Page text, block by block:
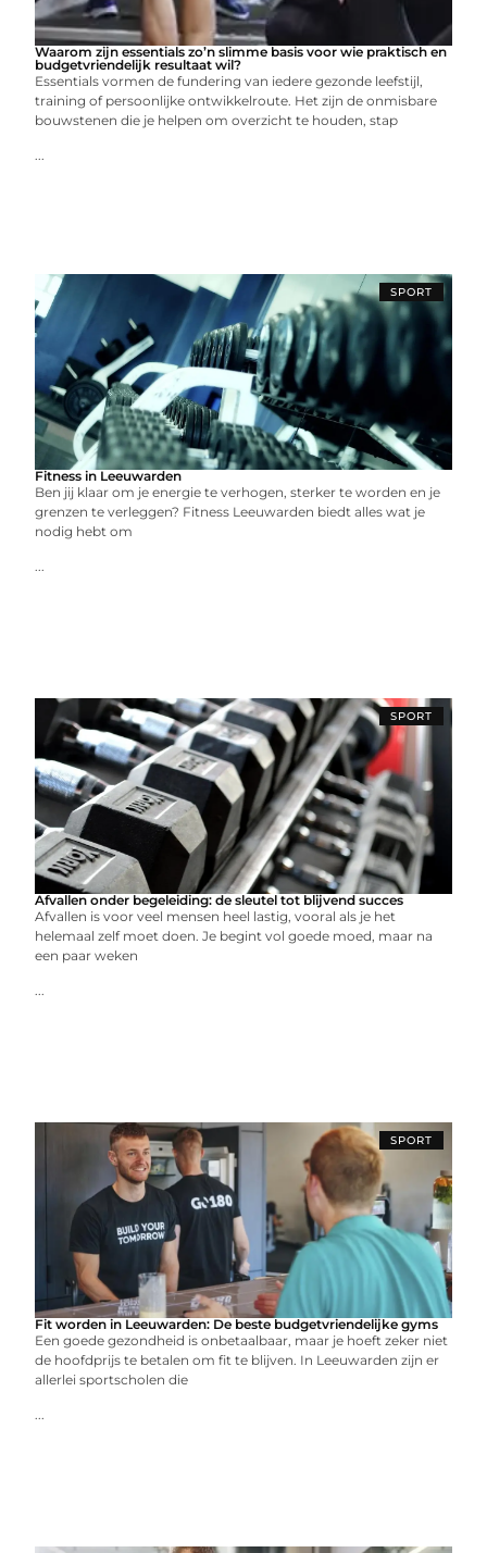
Waarom zijn essentials zo’n slimme basis voor wie praktisch en
budgetvriendelijk resultaat wil?
Essentials vormen de fundering van iedere gezonde leefstijl,
training of persoonlijke ontwikkelroute. Het zijn de onmisbare
bouwstenen die je helpen om overzicht te houden, stap
...
SPORT
Fitness in Leeuwarden
Ben jij klaar om je energie te verhogen, sterker te worden en je
grenzen te verleggen? Fitness Leeuwarden biedt alles wat je
nodig hebt om
...
SPORT
Afvallen onder begeleiding: de sleutel tot blijvend succes
Afvallen is voor veel mensen heel lastig, vooral als je het
helemaal zelf moet doen. Je begint vol goede moed, maar na
een paar weken
...
SPORT
Fit worden in Leeuwarden: De beste budgetvriendelijke gyms
Een goede gezondheid is onbetaalbaar, maar je hoeft zeker niet
de hoofdprijs te betalen om fit te blijven. In Leeuwarden zijn er
allerlei sportscholen die
...